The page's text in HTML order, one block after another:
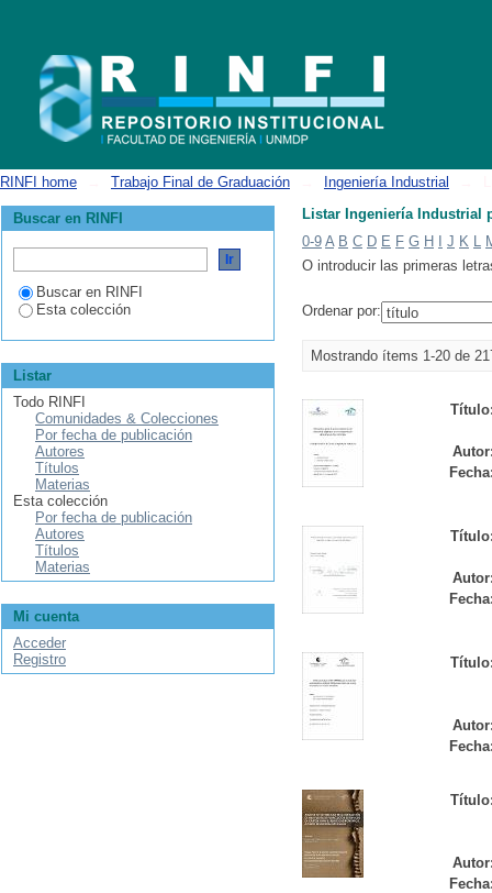
RINFI home Trabajo Final de Graduación Ingeniería Industrial
Listar Ingeniería Industrial
0-9 A B C D E F G H J K L
O introducir las primeras
Ordenar por:
Mostrando ítems 1-20 de
Buscar en RINFI
Buscar en RINFI
Esta colección
Listar
Todo RINFI
Comunidades & Colecciones
Por fecha de publicación
Autores
Títulos
Materias
Esta colección
Por fecha de publicación
Autores
Títulos
Materias
Mi cuenta
Acceder
Registro